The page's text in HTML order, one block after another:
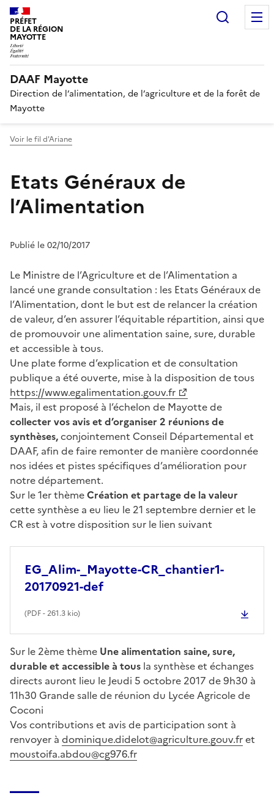
PRÉFET
DE LA RÉGION
MAYOTTE
DAAF Mayotte
Direction de l’alimentation, de l’agriculture et de la forêt de
Mayotte
Voir le fil d'Ariane
Etats Généraux de
l’Alimentation
Publié le 02/10/2017
Le Ministre de l’Agriculture et de l’Alimentation a
lancé une grande consultation : les Etats Généraux de
l’Alimentation, dont le but est de relancer la création
de valeur, d’en assurer l’équitable répartition, ainsi que
de promouvoir une alimentation saine, sure, durable
et accessible à tous.
Une plate forme d’explication et de consultation
publique a été ouverte, mise à la disposition de tous
https://www.egalimentation.gouv.fr
Mais, il est proposé à l’échelon de Mayotte de
collecter vos avis et d’organiser 2 réunions de
synthèses,conjointement Conseil Départemental et
DAAF, afin de faire remonter de manière coordonnée
nos idées et pistes spécifiques d’amélioration pour
notre département.
Sur le 1er thèmeCréation et partage de la valeur
cette synthèse a eu lieu le 21 septembre dernier et le
CR est à votre disposition sur le lien suivant
EG_Alim-_Mayotte-CR_chantier1-
20170921-def
(PDF- 261.3 kio)
Sur le 2ème thème Une alimentation saine, sure,
durable et accessible à tous la synthèse et échanges
directs auront lieu le Jeudi 5 octobre 2017 de 9h30 à
11h30 Grande salle de réunion du Lycée Agricole de
Coconi
Vos contributions et avis de participation sont à
renvoyer à dominique.didelot@agriculture.gouv.fret
moustoifa.abdou@cg976.fr